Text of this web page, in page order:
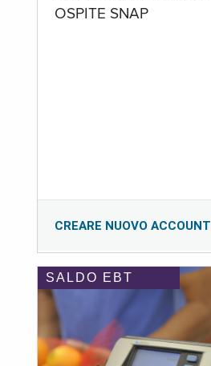
OSPITE SNAP
CREARE NUOVO ACCOUNT
SALDO EBT